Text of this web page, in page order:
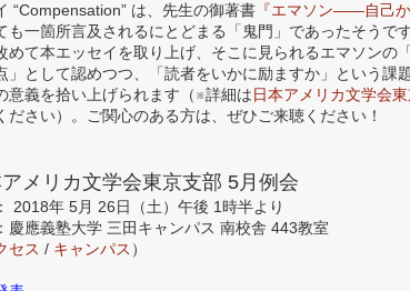
“Compensation” は、先生の御著書 『エマソン——自己か
も一箇所言及されるにとどまる「鬼門」であったそうで
めて本エッセイを取り上げ、そこに見られるエマソンの
」として認めつつ、「読者をいかに励ますか」という課
意義を拾い上げられます（※詳細は日本アメリカ文学会
ださい）。ご関心のある方は、ぜひご来聴ください！
アメリカ文学会東京支部 5月例会
2018年 5月 26日（土）午後 1時半より
慶應義塾大学 三田キャンパス 南校舎 443教室
セス / キャンパス ）